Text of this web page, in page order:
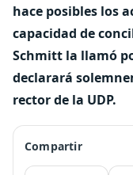
hace posibles los
capacidad de
Schmitt la llamó
declarará
rector de la UDP.
Compartir